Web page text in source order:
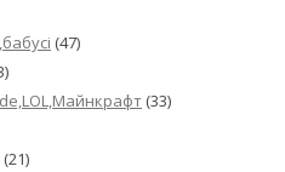
(47)
(33)
(21)